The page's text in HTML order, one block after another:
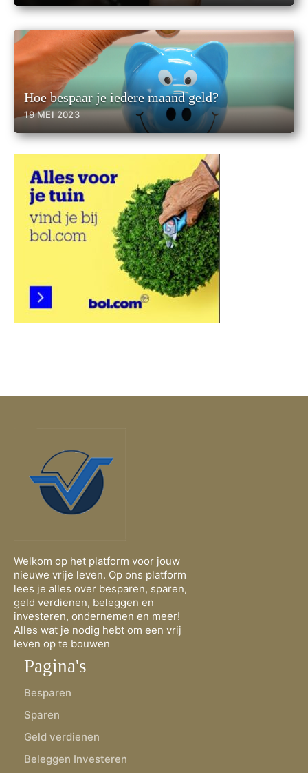
Hoe bespaar je iedere maand geld?
19 MEI 2023
Welkom op het platform voor jouw
nieuwe vrije leven. Op ons platform
lees je alles over besparen, sparen,
geld verdienen, beleggen en
investeren, ondernemen en meer!
Alles wat je nodig hebt om een vrij
leven op te bouwen
Pagina's
Besparen
Sparen
Geld verdienen
Beleggen Investeren